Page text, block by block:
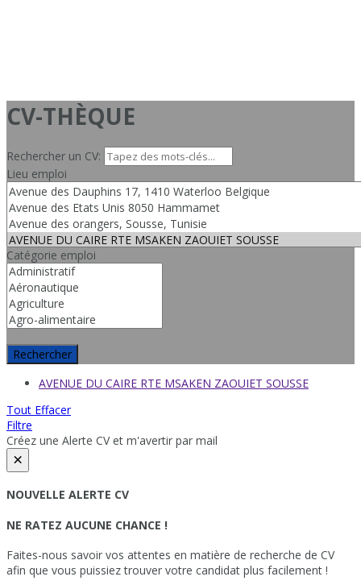
CV-THÈQUE
Rechercher un CV:
Lieu emploi
Catégorie emploi
Rechercher
AVENUE DU CAIRE RTE MSAKEN ZAOUIET SOUSSE
Tout Effacer
Filtre
Créez une Alerte CV et m'avertir par mail
×
NOUVELLE ALERTE CV
NE RATEZ AUCUNE CHANCE !
Faites-nous savoir vos attentes en matière de recherche de CV
afin que vous puissiez trouver votre candidat plus facilement !